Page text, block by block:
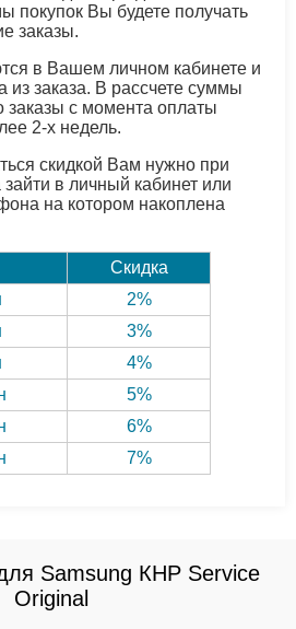
покупок Вы будете получать
заказы.
в Вашем личном кабинете и
из заказа. В рассчете суммы
заказы с момента оплаты
2-х недель.
скидкой Вам нужно при
в личный кабинет или
на котором накоплена
Скидка
2%
3%
4%
5%
6%
7%
Samsung КНР Service
Original